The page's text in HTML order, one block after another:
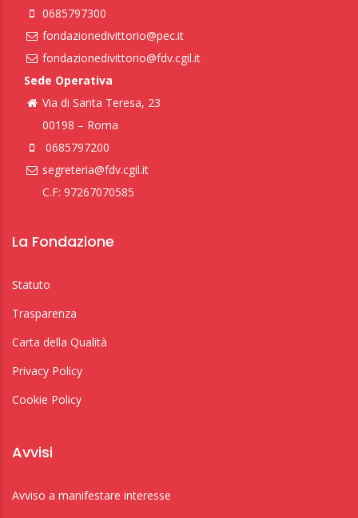
0685797300
fondazionedivittorio@pec.it
fondazionedivittorio@fdv.cgil.it
Sede Operativa
Via di Santa Teresa, 23
00198 – Roma
0685797200
segreteria@fdv.cgil.it
C.F: 97267070585
La Fondazione
Statuto
Trasparenza
Carta della Qualità
Privacy Policy
Cookie Policy
Avvisi
Avviso a manifestare interesse